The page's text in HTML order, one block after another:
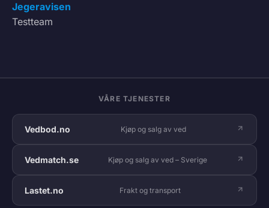
Jegeravisen
Testteam
VÅRE TJENESTER
Vedbod.no Kjøp og salg av ved
Vedmatch.se Kjøp og salg av ved – Sverige
Lastet.no Frakt og transport